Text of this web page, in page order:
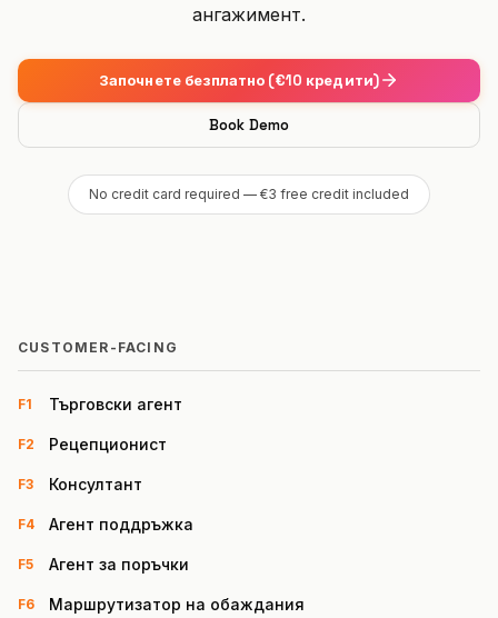
ангажимент.
Започнете безплатно (€10 кредити)
Book Demo
No credit card required — €3 free credit included
CUSTOMER-FACING
F1 Търговски агент
F2 Рецепционист
F3 Консултант
F4 Агент поддръжка
F5 Агент за поръчки
F6 Маршрутизатор на обаждания